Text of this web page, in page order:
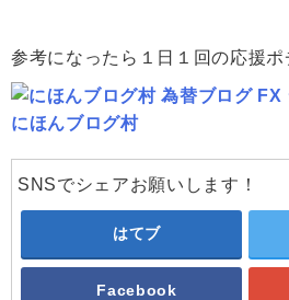
参考になったら１日１回の応援ポ
にほんブログ村
SNSでシェアお願いします！
はてブ
Facebook